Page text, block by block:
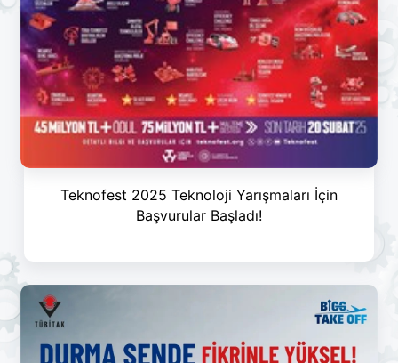
Teknofest 2025 Teknoloji Yarışmaları İçin
Başvurular Başladı!